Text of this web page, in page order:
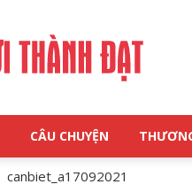
CÂU CHUYỆN
canbiet_a17092021